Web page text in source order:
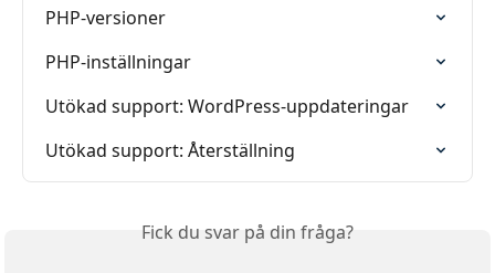
PHP-versioner
PHP-inställningar
Utökad support: WordPress-uppdateringar
Utökad support: Återställning
Fick du svar på din fråga?